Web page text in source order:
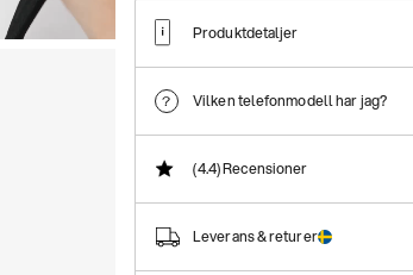
Produktdetaljer
Vilken telefonmodell har jag?
(4.4)Recensioner
Leverans & returer